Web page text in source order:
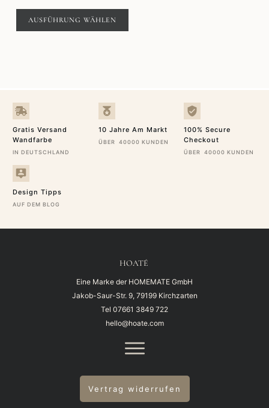
bis
234,00€
AUSFÜHRUNG WÄHLEN
Gratis Versand
Wandfarbe
IN DEUTSCHLAND
10 Jahre Am Markt
ÜBER 40000 KUNDEN
100% Secure
Checkout
ÜBER 40000 KUNDEN
Design Tipps
AUF DEM BLOG
HOATÉ
Eine Marke der HOMEMATE GmbH
Jakob-Saur-Str. 9, 79199 Kirchzarten
Tel 07661 3849 722
hello@hoate.com
Vertrag widerrufen